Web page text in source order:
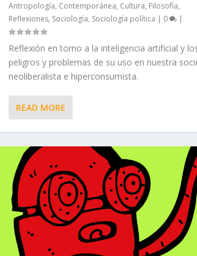
Antropología, Contemporánea, Cultura, Filosofía,
Reflexiones, Sociología, Sociología política | 0 |
Reflexión en torno a la inteligencia artificial y
peligros y problemas de su uso en nuestra
neoliberalista e hiperconsumista.
READ MORE